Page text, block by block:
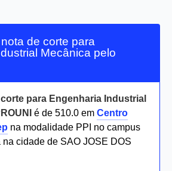
de corte para
Mecânica pelo
para Engenharia Industrial
é de 510.0 em Centro
na modalidade PPI no campus
cidade de SAO JOSE DOS